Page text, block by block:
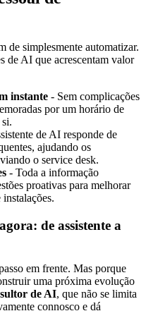
de simplesmente automatizar.
de AI que acrescentam valor
instante - Sem complicações
por um horário de
de AI responde de
ajudando os
o service desk.
- Toda a informação
proativas para melhorar
de assistente a
em frente. Mas porque
uma próxima evolução
de AI, que não se limita
connosco e dá